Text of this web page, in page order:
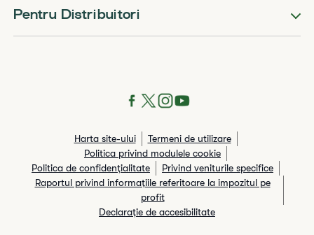
Pentru Distribuitori
Harta site-ului
Termeni de utilizare
Politica privind modulele cookie
Politica de confidențialitate
Privind veniturile specifice
Raportul privind informaţiile referitoare la impozitul pe
profit
Declarație de accesibilitate